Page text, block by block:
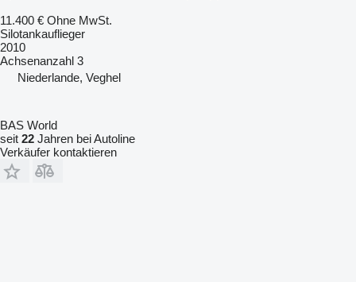
11.400 € Ohne MwSt.
Silotankauflieger
2010
Achsenanzahl 3
Niederlande, Veghel
BAS World
seit 22 Jahren bei Autoline
Verkäufer kontaktieren